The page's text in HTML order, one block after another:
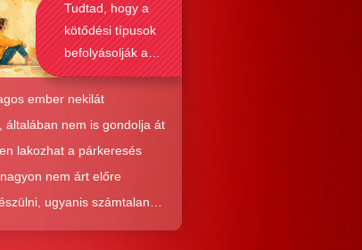
Tudtad, hogy a
kötődési típusok
befolyásolják a
társkeresést is?
ember nekilát
általában nem is gondolja át
lakozhat a párkeresés
nem árt előre
ugyanis számtalan
megmenteni téged is az,